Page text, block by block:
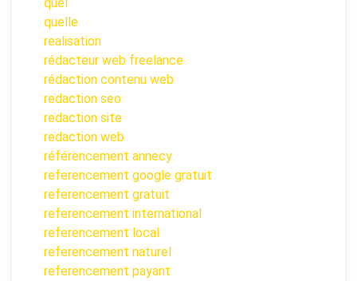
quelle
realisation
rédacteur web freelance
rédaction contenu web
redaction seo
redaction site
redaction web
référencement annecy
referencement google gratuit
referencement gratuit
referencement international
referencement local
referencement naturel
referencement payant